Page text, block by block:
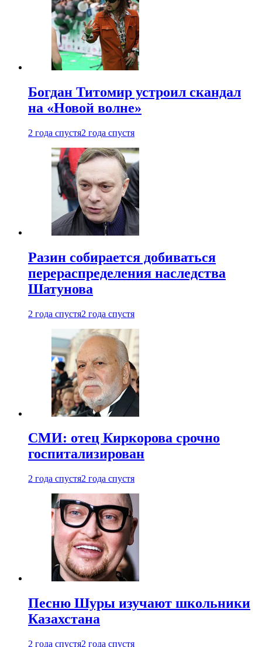
Богдан Титомир устроил скандал
на «Новой волне»
2 года спустя2 года спустя
Разин собирается добиваться
перераспределения наследства
Шатунова
2 года спустя2 года спустя
СМИ: отец Киркорова срочно
госпитализирован
2 года спустя2 года спустя
Песню Шуры изучают школьники
Казахстана
2 года спустя2 года спустя